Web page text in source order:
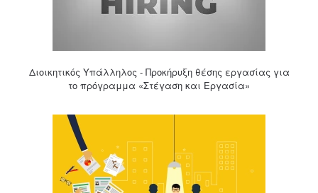
Διοικητικός Υπάλληλος - Προκήρυξη θέσης εργασίας για
το πρόγραμμα «Στέγαση και Εργασία»